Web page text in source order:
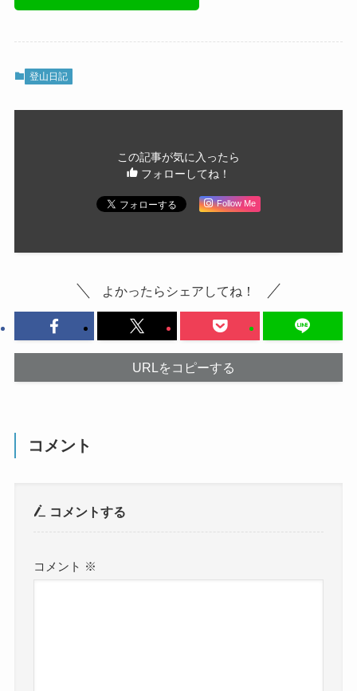
登山日記
この記事が気に入ったら
フォローしてね！
Follow Me
よかったらシェアしてね！
URLをコピーする
コメント
コメントする
コメント ※